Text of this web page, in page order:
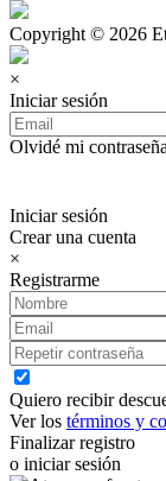
Copyright © 2026
×
Iniciar sesión
Olvidé mi contraseña
Iniciar sesión
Crear una cuenta
×
Registrarme
Quiero recibir
Ver los términos y
Finalizar registro
o iniciar sesión